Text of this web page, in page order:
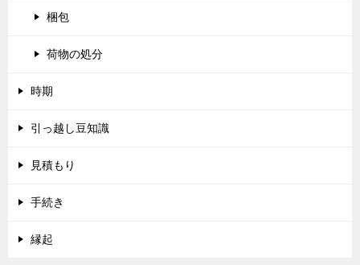
梱包
荷物の処分
時期
引っ越し豆知識
見積もり
手続き
縁起